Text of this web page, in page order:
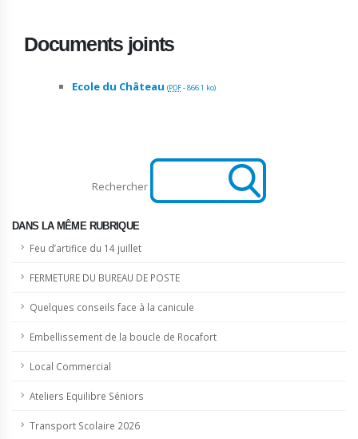
Documents joints
Ecole du Château (PDF-866.1 ko)
Rechercher
DANS LA MÊME RUBRIQUE
Feu d’artifice du 14 juillet
FERMETURE DU BUREAU DE POSTE
Quelques conseils face à la canicule
Embellissement de la boucle de Rocafort
Local Commercial
Ateliers Equilibre Séniors
Transport Scolaire 2026